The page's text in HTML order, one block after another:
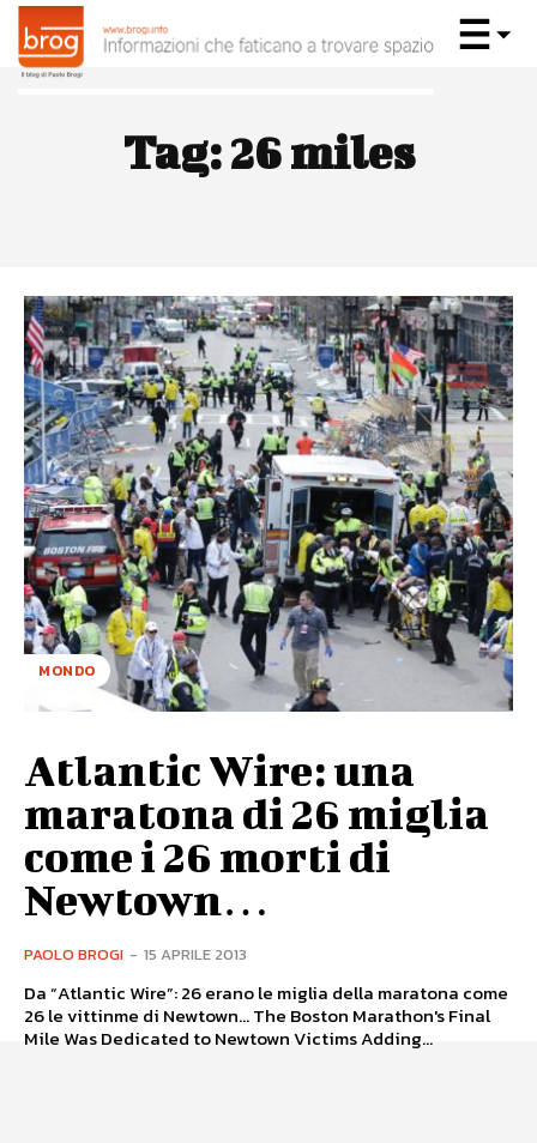
Tag:26 miles
MONDO
Atlantic Wire: una
maratona di 26 miglia
come i 26 morti di
Newtown…
PAOLO BROGI - 15 APRILE 2013
Da “Atlantic Wire”: 26 erano le miglia della maratona come
26 le vittinme di Newtown… The Boston Marathon's Final
Mile Was Dedicated to Newtown Victims Adding...